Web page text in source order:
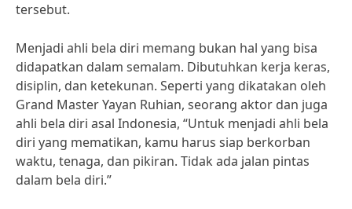
tersebut.
Menjadi ahli bela diri memang bukan hal yang bisa
didapatkan dalam semalam. Dibutuhkan kerja keras,
disiplin, dan ketekunan. Seperti yang dikatakan oleh
Grand Master Yayan Ruhian, seorang aktor dan juga
ahli bela diri asal Indonesia, “Untuk menjadi ahli bela
diri yang mematikan, kamu harus siap berkorban
waktu, tenaga, dan pikiran. Tidak ada jalan pintas
dalam bela diri.”